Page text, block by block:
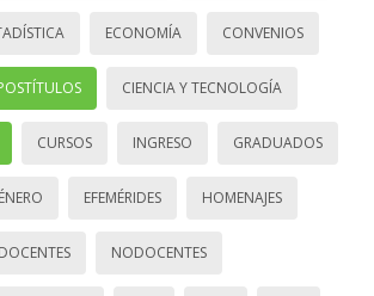
ECONOMÍA CONVENIOS
CIENCIA Y TECNOLOGÍA
CURSOS INGRESO GRADUADOS
EFEMÉRIDES HOMENAJES
DOCENTES NODOCENTES